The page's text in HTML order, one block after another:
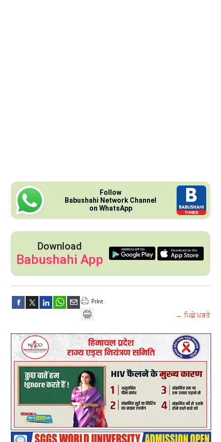
Follow
Babushahi Network Channel
on WhatsApp
Download
Babushahi App
← ਪਿਛੇ ਪਰਤੋ